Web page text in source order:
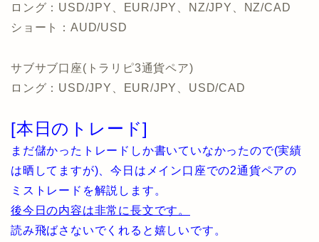
ロング：USD/JPY、EUR/JPY、NZ/JPY、NZ/CAD
ショート：AUD/USD
サブサブ口座(トラリピ3通貨ペア)
ロング：USD/JPY、EUR/JPY、USD/CAD
[本日のトレード]
まだ儲かったトレードしか書いていなかったので(実績
は晒してますが)、今日はメイン口座での2通貨ペアの
ミストレードを解説します。
後今日の内容は非常に長文です。
読み飛ばさないでくれると嬉しいです。